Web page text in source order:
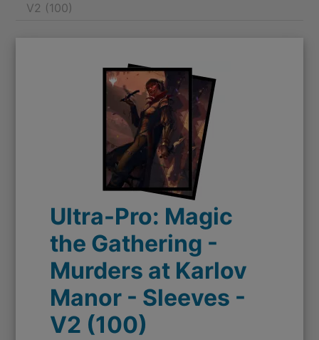
V2 (100)
Ultra-Pro: Magic
the Gathering -
Murders at Karlov
Manor - Sleeves -
V2 (100)